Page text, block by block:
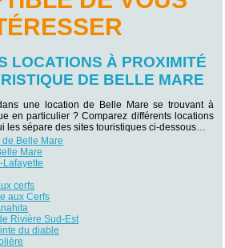
LOCATIONS À PROXIMITÉ
DE BELLE MARE
une location de Belle Mare se trouvant à
en particulier ? Comparez différents locations
les sépare des sites touristiques ci-dessous…
Belle Mare
Mare
Lafayette
cerfs
aux Cerfs
Rivière Sud-Est
du diable